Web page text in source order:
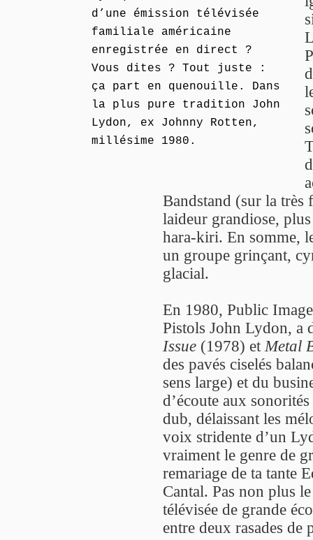
d’une émission télévisée
familiale américaine
enregistrée en direct ?
Vous dites ? Tout juste :
ça part en quenouille. Dans
la plus pure tradition John
Lydon, ex Johnny Rotten,
millésime 1980.
Bandstand (sur la très
laideur grandiose,
hara-kiri. En somme,
un groupe grinçant,
glacial.
En 1980, Public
Pistols John Lydon, a
Issue (1978) et Metal
des pavés ciselés
sens large) et du
d’écoute aux
dub, délaissant les
voix stridente d’un
vraiment le genre de
remariage de ta tante
Cantal. Pas non plus
télévisée de grande
entre deux rasades de